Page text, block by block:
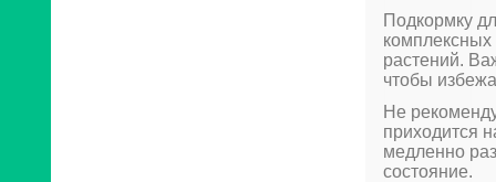
Подкормку
растений.
чтобы
Не
приходится
медленно
состояние.